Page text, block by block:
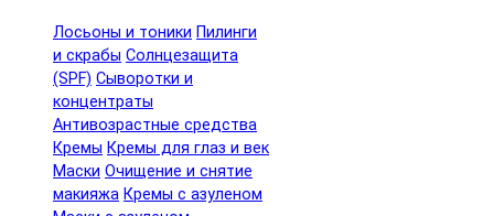
Лосьоны и тоники Пилинги
и скрабы Солнцезащита
(SPF) Сыворотки и
концентраты
Антивозрастные средства
Кремы Кремы для глаз и век
Маски Очищение и снятие
макияжа Кремы с азуленом